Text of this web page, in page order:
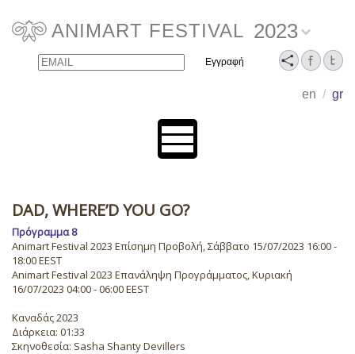
ANIMART FESTIVAL 2023
en / gr
Email Name
DAD, WHERE’D YOU GO?
Πρόγραμμα 8
Animart Festival 2023 Επίσημη Προβολή, Σάββατο 15/07/2023 16:00 -
18:00 EEST
Animart Festival 2023 Επανάληψη Προγράμματος, Κυριακή
16/07/2023 04:00 - 06:00 EEST
Καναδάς 2023
Διάρκεια: 01:33
Σκηνοθεσία: Sasha Shanty Devillers